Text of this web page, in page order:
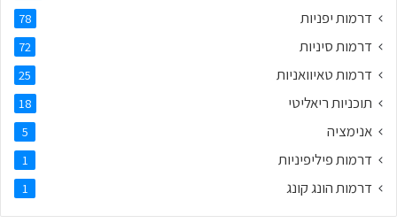
דרמות יפניות 78
דרמות סיניות 72
דרמות טאיוואניות 25
תוכניות ריאליטי 18
אנימציה 5
דרמות פיליפיניות 1
דרמות הונג קונג 1